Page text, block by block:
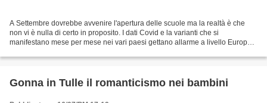
A Settembre dovrebbe avvenire l'apertura delle scuole ma la realtà è che
non vi è nulla di certo in proposito. I dati Covid e la varianti che si
manifestano mese per mese nei vari paesi gettano allarme a livello Europeo
Gonna in Tulle il romanticismo nei bambini